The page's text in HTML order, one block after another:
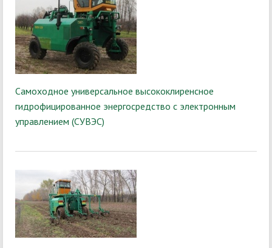
Самоходное универсальное высококлиренсное
гидрофицированное энергосредство с электронным
управлением (СУВЭС)